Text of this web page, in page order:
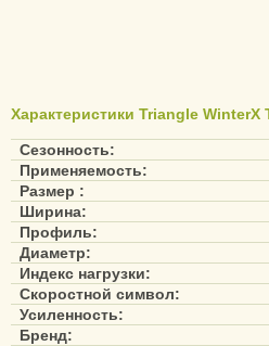
Характеристики Triangle WinterX
Сезонность:
Применяемость:
Размер :
Ширина:
Профиль:
Диаметр:
Индекс нагрузки:
Скоростной символ:
Усиленность:
Бренд: